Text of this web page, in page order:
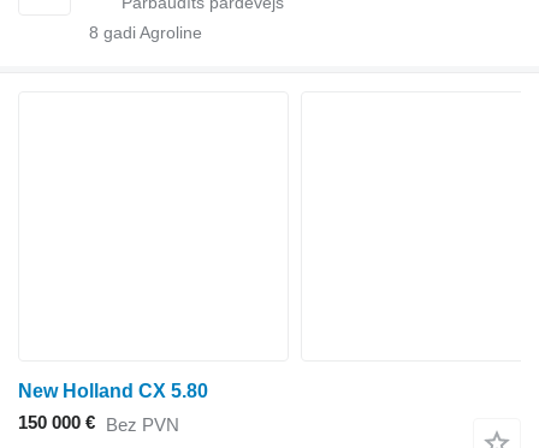
8 gadi Agroline
New Holland CX 5.80
150 000 € Bez PVN